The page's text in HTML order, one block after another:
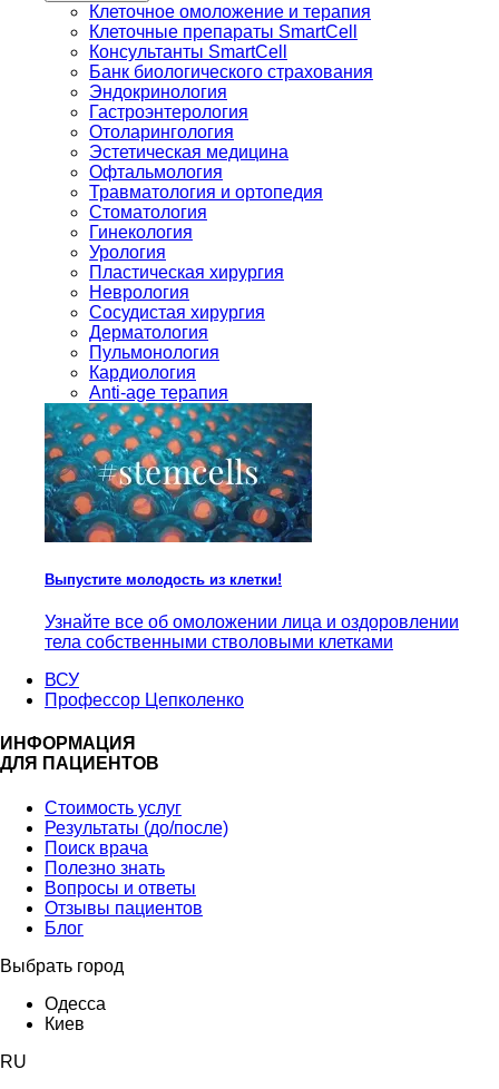
Клеточное омоложение и терапия
Клеточные препараты SmartCell
Консультанты SmartCell
Банк биологического страхования
Эндокринология
Гастроэнтерология
Отоларингология
Эстетическая медицина
Офтальмология
Травматология и ортопедия
Стоматология
Гинекология
Урология
Пластическая хирургия
Неврология
Сосудистая хирургия
Дерматология
Пульмонология
Кардиология
Anti-age терапия
Выпустите молодость из клетки!
Узнайте все об омоложении лица и оздоровлении
тела собственными стволовыми клетками
ВСУ
Профессор Цепколенко
ИНФОРМАЦИЯ
ДЛЯ ПАЦИЕНТОВ
Стоимость услуг
Результаты (до/после)
Поиск врача
Полезно знать
Вопросы и ответы
Отзывы пациентов
Блог
Выбрать город
Одесса
Киев
RU